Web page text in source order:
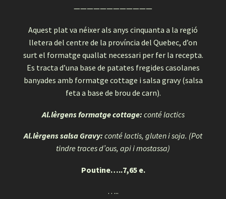
————————————
Aquest plat va néixer als anys cinquanta a la regió
lletera del centre de la província del Quebec, d’on
surt el formatge quallat necessari per fer la recepta.
Es tracta d’una base de patates fregides casolanes
banyades amb formatge cottage i salsa gravy (salsa
feta a base de brou de carn).
Al.lèrgens formatge cottage: conté lactics
Al.lèrgens salsa Gravy: conté lactis, gluten i soja. (Pot
tindre traces d’ous, api i mostassa)
Poutine…..7,65 e.
…..